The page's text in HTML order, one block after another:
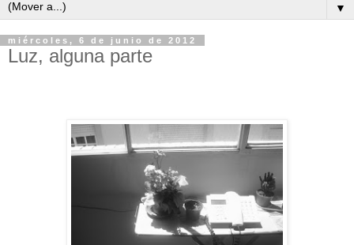
▼
miércoles, 6 de junio de 2012
Luz, alguna parte